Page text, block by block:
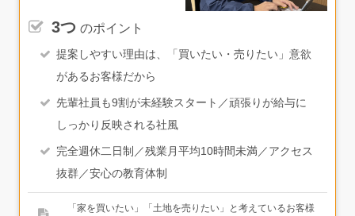
3つ のポイント
提案しやすい理由は、「買いたい・売りたい」意欲
があるお客様だから
先輩社員も9割が未経験スタート／頑張りが給与に
しっかり反映される社風
完全週休二日制／残業月平均10時間未満／アクセス
抜群／安心の教育体制
「家を買いたい」「土地を売りたい」と考えているお客様